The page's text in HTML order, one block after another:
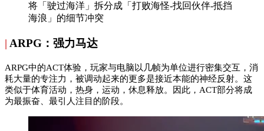
将「驶过海洋」拆分成「打败海怪-找回伙伴-抵挡
海浪」的细节冲突
| ARPG：强力马达
ARPG中的ACT体验，玩家与电脑以几帧为单位进行密集交互，消
耗大量的专注力，被调动起来的更多是接近本能的神经反射。这
类似于体育活动，热身，运动，休息释放。因此，ACT部分将成
为最振奋、最引人注目的阶段。